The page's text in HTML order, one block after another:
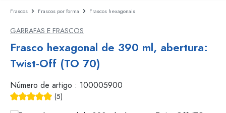
Frascos Frascos por forma Frascos hexagonais
GARRAFAS E FRASCOS
Frasco hexagonal de 390 ml, abertura:
Twist-Off (TO 70)
Número de artigo : 100005900
(5)